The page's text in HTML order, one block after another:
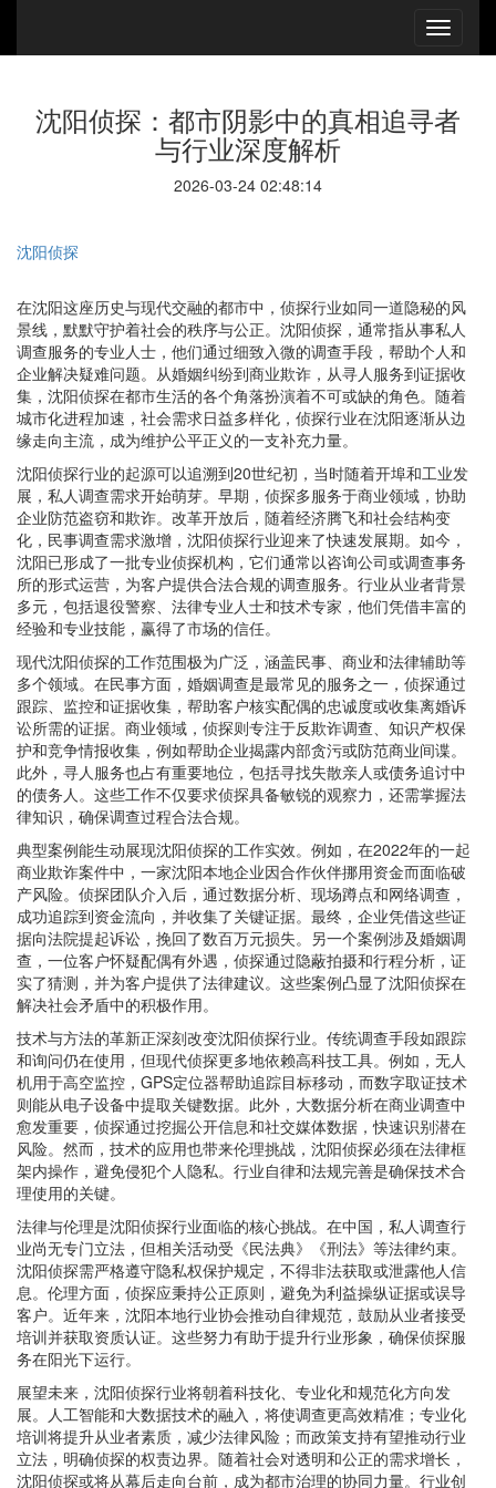
沈阳侦探：都市阴影中的真相追寻者
与行业深度解析
2026-03-24 02:48:14
沈阳侦探
在沈阳这座历史与现代交融的都市中，侦探行业如同一道隐秘的风
景线，默默守护着社会的秩序与公正。沈阳侦探，通常指从事私人
调查服务的专业人士，他们通过细致入微的调查手段，帮助个人和
企业解决疑难问题。从婚姻纠纷到商业欺诈，从寻人服务到证据收
集，沈阳侦探在都市生活的各个角落扮演着不可或缺的角色。随着
城市化进程加速，社会需求日益多样化，侦探行业在沈阳逐渐从边
缘走向主流，成为维护公平正义的一支补充力量。
沈阳侦探行业的起源可以追溯到20世纪初，当时随着开埠和工业发
展，私人调查需求开始萌芽。早期，侦探多服务于商业领域，协助
企业防范盗窃和欺诈。改革开放后，随着经济腾飞和社会结构变
化，民事调查需求激增，沈阳侦探行业迎来了快速发展期。如今，
沈阳已形成了一批专业侦探机构，它们通常以咨询公司或调查事务
所的形式运营，为客户提供合法合规的调查服务。行业从业者背景
多元，包括退役警察、法律专业人士和技术专家，他们凭借丰富的
经验和专业技能，赢得了市场的信任。
现代沈阳侦探的工作范围极为广泛，涵盖民事、商业和法律辅助等
多个领域。在民事方面，婚姻调查是最常见的服务之一，侦探通过
跟踪、监控和证据收集，帮助客户核实配偶的忠诚度或收集离婚诉
讼所需的证据。商业领域，侦探则专注于反欺诈调查、知识产权保
护和竞争情报收集，例如帮助企业揭露内部贪污或防范商业间谍。
此外，寻人服务也占有重要地位，包括寻找失散亲人或债务追讨中
的债务人。这些工作不仅要求侦探具备敏锐的观察力，还需掌握法
律知识，确保调查过程合法合规。
典型案例能生动展现沈阳侦探的工作实效。例如，在2022年的一起
商业欺诈案件中，一家沈阳本地企业因合作伙伴挪用资金而面临破
产风险。侦探团队介入后，通过数据分析、现场蹲点和网络调查，
成功追踪到资金流向，并收集了关键证据。最终，企业凭借这些证
据向法院提起诉讼，挽回了数百万元损失。另一个案例涉及婚姻调
查，一位客户怀疑配偶有外遇，侦探通过隐蔽拍摄和行程分析，证
实了猜测，并为客户提供了法律建议。这些案例凸显了沈阳侦探在
解决社会矛盾中的积极作用。
技术与方法的革新正深刻改变沈阳侦探行业。传统调查手段如跟踪
和询问仍在使用，但现代侦探更多地依赖高科技工具。例如，无人
机用于高空监控，GPS定位器帮助追踪目标移动，而数字取证技术
则能从电子设备中提取关键数据。此外，大数据分析在商业调查中
愈发重要，侦探通过挖掘公开信息和社交媒体数据，快速识别潜在
风险。然而，技术的应用也带来伦理挑战，沈阳侦探必须在法律框
架内操作，避免侵犯个人隐私。行业自律和法规完善是确保技术合
理使用的关键。
法律与伦理是沈阳侦探行业面临的核心挑战。在中国，私人调查行
业尚无专门立法，但相关活动受《民法典》《刑法》等法律约束。
沈阳侦探需严格遵守隐私权保护规定，不得非法获取或泄露他人信
息。伦理方面，侦探应秉持公正原则，避免为利益操纵证据或误导
客户。近年来，沈阳本地行业协会推动自律规范，鼓励从业者接受
培训并获取资质认证。这些努力有助于提升行业形象，确保侦探服
务在阳光下运行。
展望未来，沈阳侦探行业将朝着科技化、专业化和规范化方向发
展。人工智能和大数据技术的融入，将使调查更高效精准；专业化
培训将提升从业者素质，减少法律风险；而政策支持有望推动行业
立法，明确侦探的权责边界。随着社会对透明和公正的需求增长，
沈阳侦探或将从幕后走向台前，成为都市治理的协同力量。行业创